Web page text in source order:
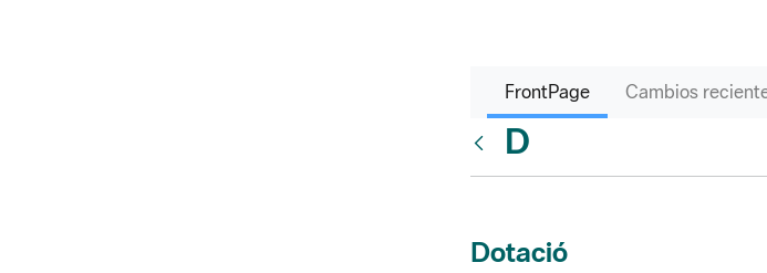
FrontPage Cambios
D
Dotació